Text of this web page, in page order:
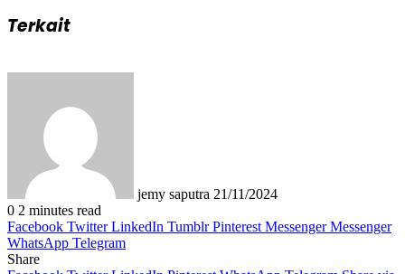
Terkait
jemy saputra 21/11/2024
0 2 minutes read
Facebook Twitter LinkedIn Tumblr Pinterest Messenger Messenger
WhatsApp Telegram
Share